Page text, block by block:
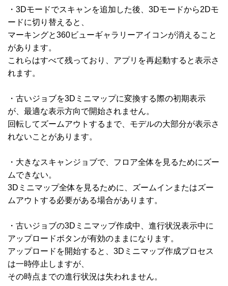
・3Dモードでスキャンを追加した後、3Dモードから2Dモ
ードに切り替えると、
マーキングと360ビューギャラリーアイコンが消えること
があります。
これらはすべて残っており、アプリを再起動すると表示さ
れます。
・古いジョブを3Dミニマップに変換する際の初期表示
が、最適な表示方向で開始されません。
回転してズームアウトするまで、モデルの大部分が表示さ
れないことがあります。
・大きなスキャンジョブで、フロア全体を見るためにズー
ムできない。
3Dミニマップ全体を見るために、ズームインまたはズー
ムアウトする必要がある場合があります。
・古いジョブの3Dミニマップ作成中、進行状況表示中に
アップロードボタンが有効のままになります。
アップロードを開始すると、3Dミニマップ作成プロセス
は一時停止しますが、
その時点までの進行状況は失われません。